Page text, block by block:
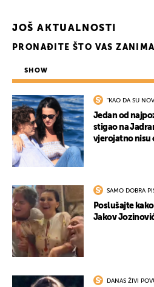
JOŠ AKTUALNOSTI
PRONAĐITE ŠTO VAS ZANIMA
SHOW
"KAO DA SU
Jedan od
stigao na
vjerojatno nisu
SAMO DOBRA
Poslušajte
Jakov
DANAS ŽIVI